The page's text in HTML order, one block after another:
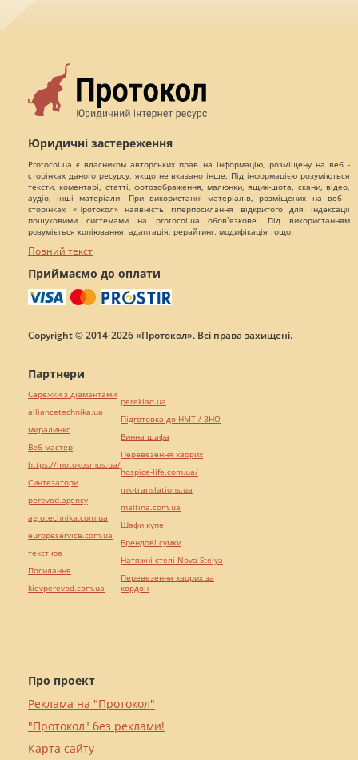
Юридичні застереження
Protocol.ua є власником авторських прав на інформацію, розміщену на веб -
сторінках даного ресурсу, якщо не вказано інше. Під інформацією розуміються
тексти, коментарі, статті, фотозображення, малюнки, ящик-шота, скани, відео,
аудіо, інші матеріали. При використанні матеріалів, розміщених на веб -
сторінках «Протокол» наявність гіперпосилання відкритого для індексації
пошуковими системами на protocol.ua обов`язкове. Під використанням
розуміється копіювання, адаптація, рерайтинг, модифікація тощо.
Повний текст
Приймаємо до оплати
Copyright © 2014-2026 «Протокол». Всі права захищені.
Про проект
Реклама на "Протокол"
"Протокол" без реклами!
Карта сайту
Партнери
Сережки з діамантами
alliancetechnika.ua
миралинкс
Веб мастер
https://motokosmos.ua/
Синтезатори
perevod.agency
agrotechnika.com.ua
europeservice.com.ua
текст юа
Посилання
kievperevod.com.ua
pereklad.ua
Підготовка до НМТ / ЗНО
Винна шафа
Перевезення хворих
hospice-life.com.ua/
mk-translations.ua
maltina.com.ua
Шафи купе
Брендові сумки
Натяжні стелі Nova Stelya
Перевезення хворих за
кордон